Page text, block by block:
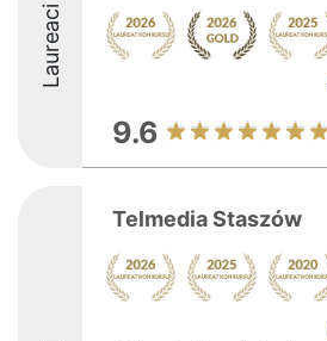
Laureaci
9.6
Telmedia Staszów